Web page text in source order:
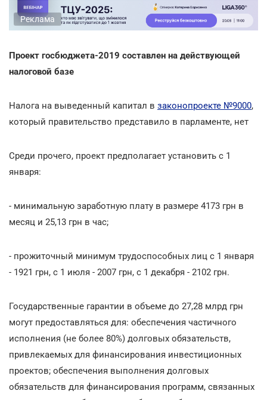
Реклама
Проект госбюджета-2019 составлен на действующей
налоговой базе
Налога на выведенный капитал в законопроекте №9000,
который правительство представило в парламенте, нет
Среди прочего, проект предполагает установить с 1
января:
- минимальную заработную плату в размере 4173 грн в
месяц и 25,13 грн в час;
- прожиточный минимум трудоспособных лиц с 1 января
- 1921 грн, с 1 июля - 2007 грн, с 1 декабря - 2102 грн.
Государственные гарантии в объеме до 27,28 млрд грн
могут предоставляться для: обеспечения частичного
исполнения (не более 80%) долговых обязательств,
привлекаемых для финансирования инвестиционных
проектов; обеспечения выполнения долговых
обязательств для финансирования программ, связанных